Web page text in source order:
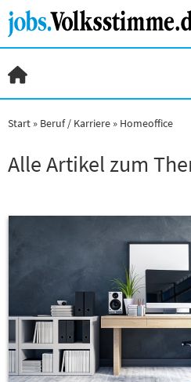
Start Beruf / Karriere Homeoffice
Alle Artikel zum